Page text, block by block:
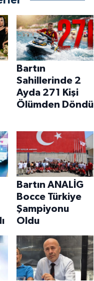
Bartın
Sahillerinde 2
Ayda 271 Kişi
Ölümden Döndü
Bartın ANALİG
Bocce Türkiye
Şampiyonu
Oldu